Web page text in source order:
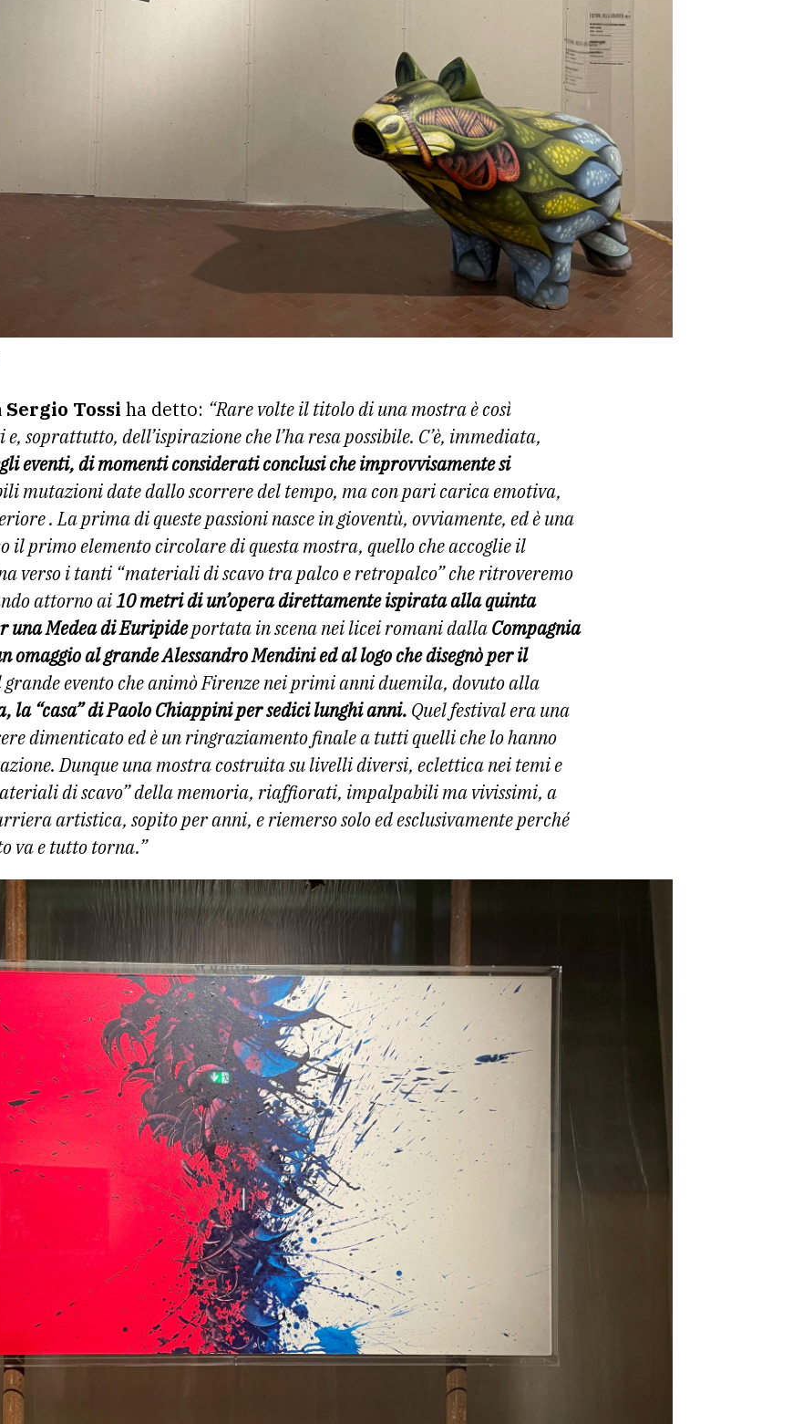
Tossi ha detto: “Rare volte il titolo di una mostra è così
soprattutto, dell’ispirazione che l’ha resa possibile. C’è, immediata,
eventi, di momenti considerati conclusi che improvvisamente si
mutazioni date dallo scorrere del tempo, ma con pari carica emotiva,
. La prima di queste passioni nasce in gioventù, ovviamente, ed è una
il primo elemento circolare di questa mostra, quello che accoglie il
verso i tanti “materiali di scavo tra palco e retropalco” che ritroveremo
attorno ai10 metri di un’opera direttamente ispirata alla quinta
una Medea di Euripideportata in scena nei licei romani dallaCompagnia
omaggio al grande Alessandro Mendini ed al logo che disegnò per il
grande evento che animò Firenze nei primi anni duemila, dovuto alla
la “casa” di Paolo Chiappini per sedici lunghi anni. Quel festival era una
dimenticato ed è un ringraziamento finale a tutti quelli che lo hanno
Dunque una mostra costruita su livelli diversi, eclettica nei temi e
di scavo” della memoria, riaffiorati, impalpabili ma vivissimi, a
artistica, sopito per anni, e riemerso solo ed esclusivamente perché
va e tutto torna.”